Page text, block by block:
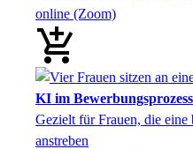
online (Zoom)
KI im
Gezielt für Frauen, die
anstreben